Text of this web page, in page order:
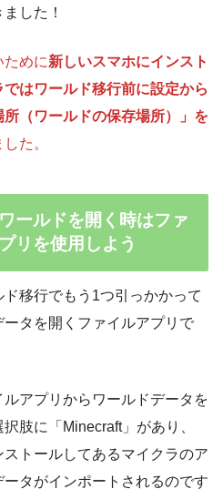
した！
めに新しいスマホにインスト
はワールド移行前に設定から
所（ワールドの保存場所）」を
た。
ールドを開く時はファ
リを使用しよう
移行でもう1つ引っかかって
タを開くファイルアプリで
アプリからワールドデータを
肢に「Minecraft」があり、
トールしてあるマイクラのア
タがインポートされるのです